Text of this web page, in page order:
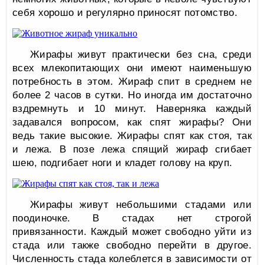
себя хорошо и регулярно приносят потомство.
Жирафы живут практически без сна, среди
всех млекопитающих они имеют наименьшую
потребность в этом. Жираф спит в среднем не
более 2 часов в сутки. Но иногда им достаточно
вздремнуть и 10 минут. Наверняка каждый
задавался вопросом, как спят жирафы? Они
ведь такие высокие. Жирафы спят как стоя, так
и лежа. В позе лежа спящий жираф сгибает
шею, подгибает ноги и кладет голову на круп.
Жирафы живут небольшими стадами или
поодиночке. В стадах нет строгой
привязанности. Каждый может свободно уйти из
стада или также свободно перейти в другое.
Численность стада колеблется в зависимости от